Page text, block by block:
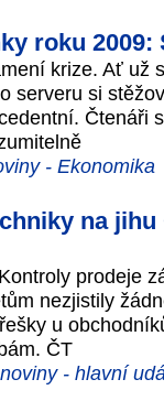
roku
krize. Ať už
serveru si
Čtenáři
- Ekonomika
na
prodeje
nezjistily
u
ČT
- hlavní